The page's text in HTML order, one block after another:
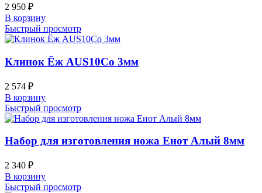
2 950 ₽
В корзину
Быстрый просмотр
Клинок Ёж AUS10Co 3мм
2 574 ₽
В корзину
Быстрый просмотр
Набор для изготовления ножа Енот Алый 8мм
2 340 ₽
В корзину
Быстрый просмотр